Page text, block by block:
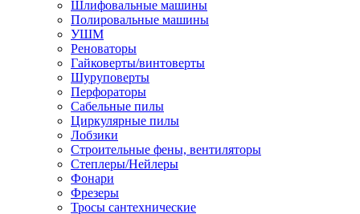
Шлифовальные машины
Полировальные машины
УШМ
Реноваторы
Гайковерты/винтоверты
Шуруповерты
Перфораторы
Сабельные пилы
Циркулярные пилы
Лобзики
Строительные фены, вентиляторы
Степлеры/Нейлеры
Фонари
Фрезеры
Тросы сантехнические